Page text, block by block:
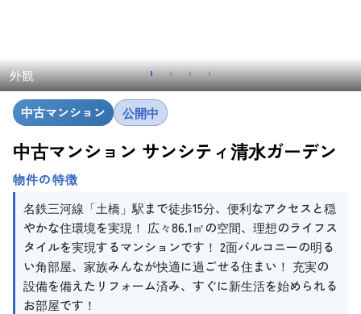
外観
中古マンション 公開中
中古マンション サンシティ清水ガーデン
物件の特徴
名鉄三河線「土橋」駅まで徒歩15分、便利なアクセスと穏
やかな住環境を実現！ 広々86.1㎡の空間、理想のライフス
タイルを実現するマンションです！ 2面バルコニーの明る
い角部屋、家族みんなが快適に過ごせる住まい！ 充実の
設備を備えたリフォーム済み、すぐに新生活を始められる
お部屋です！